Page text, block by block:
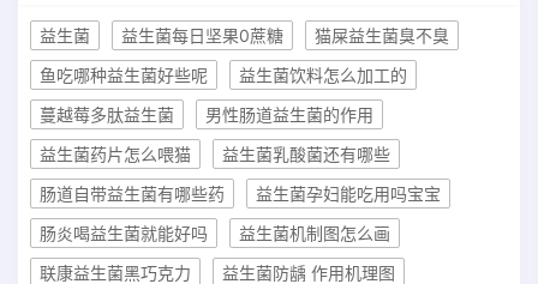
益生菌 益生菌每日坚果0蔗糖
猫屎益生菌臭不臭
鱼吃哪种益生菌好些呢
益生菌饮料怎么加工的
蔓越莓多肽益生菌
男性肠道益生菌的作用
益生菌药片怎么喂猫
益生菌乳酸菌还有哪些
肠道自带益生菌有哪些药
益生菌孕妇能吃用吗宝宝
肠炎喝益生菌就能好吗
益生菌机制图怎么画
联康益生菌黑巧克力
益生菌防龋 作用机理图